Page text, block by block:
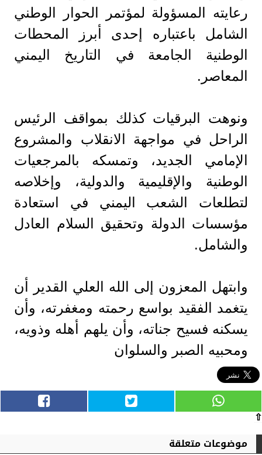
رعايته المسؤولة لمؤتمر الحوار الوطني
الشامل باعتباره إحدى أبرز المحطات
الوطنية الجامعة في التاريخ اليمني
المعاصر.
ونوهت البرقيات كذلك بمواقف الرئيس
الراحل في مواجهة الانقلاب والمشروع
الإمامي الجديد، وتمسكه بالمرجعيات
الوطنية والإقليمية والدولية، وإخلاصه
لتطلعات الشعب اليمني في استعادة
مؤسسات الدولة وتحقيق السلام العادل
والشامل.
وابتهل المعزون إلى الله العلي القدير أن
يتغمد الفقيد بواسع رحمته ومغفرته، وأن
يسكنه فسيح جناته، وأن يلهم أهله وذويه،
ومحبيه الصبر والسلوان
⇧
موضوعات متعلقة